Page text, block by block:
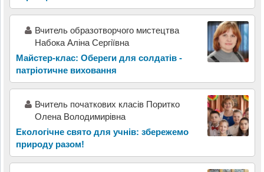
Вчитель образотворчого мистецтва
Набока Аліна Сергіївна
Майстер-клас: Обереги для солдатів -
патріотичне виховання
Вчитель початкових класів Поритко
Олена Володимирівна
Екологічне свято для учнів: збережемо
природу разом!